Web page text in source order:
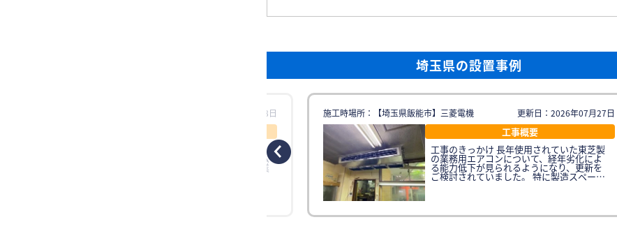
埼玉県の設置事例
更新日：2025年08月08日 施工時場所：【埼玉県飯能市】三菱電機 更新日：2026年07月27日
工事概要
工事のきっかけ 長年使用されていた東芝製
の業務用エアコンについて、経年劣化によ
る能力低下が見られるようになり、更新を
ご検討されていました。 特に製造スペース
ではオーブンや加熱機器を使用するため、
たとのこと